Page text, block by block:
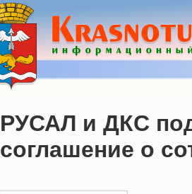
РУСАЛ и ДКС
соглашение о